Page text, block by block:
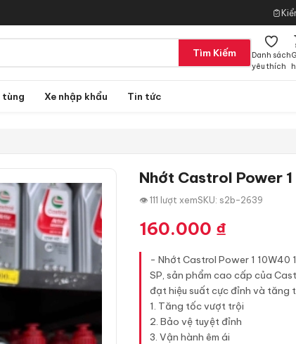
Tìm Kiếm
Danh sách
yêu thích
tùng Xe nhập khẩu Tin tức
Nhớt Castrol Power
👁 111 lượt xemSKU: s2b-2639
160.000 ₫
- Nhớt Castrol Power 1 10W40
SP, sản phẩm cao cấp của
đạt hiệu suất cực đỉnh và tăng
1. Tăng tốc vượt trội
2. Bảo vệ tuyệt đỉnh
3. Vận hành êm ái